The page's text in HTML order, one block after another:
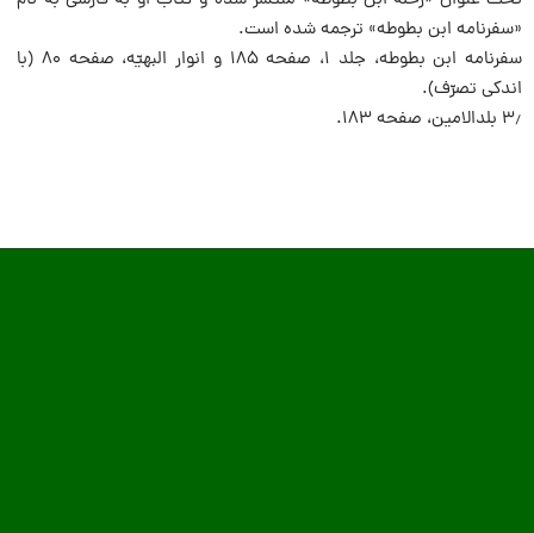
«سفرنامه ابن بطوطه» ترجمه شده است.
سفرنامه ابن بطوطه، جلد ۱، صفحه ۱۸۵ و انوار البهیّه، صفحه ۸۰ (با
اندکى تصرّف).
۳٫ بلدالامین، صفحه ۱۸۳.